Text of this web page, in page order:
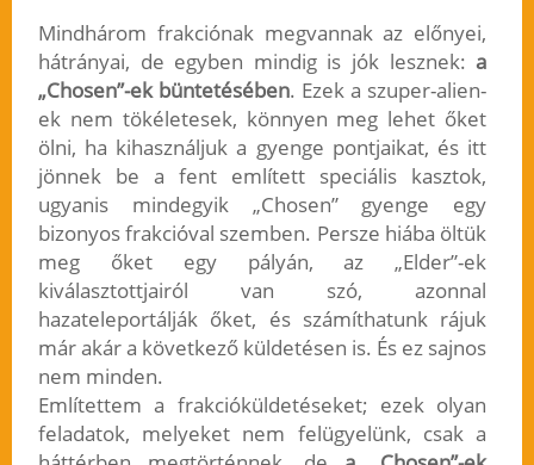
Mindhárom frakciónak megvannak az előnyei,
hátrányai, de egyben mindig is jók lesznek:a
„Chosen”-ek büntetésében. Ezek a szuper-alien-
ek nem tökéletesek, könnyen meg lehet őket
ölni, ha kihasználjuk a gyenge pontjaikat, és itt
jönnek be a fent említett speciális kasztok,
ugyanis mindegyik „Chosen” gyenge egy
bizonyos frakcióval szemben. Persze hiába öltük
meg őket egy pályán, az „Elder”-ek
kiválasztottjairól van szó, azonnal
hazateleportálják őket, és számíthatunk rájuk
már akár a következő küldetésen is. És ez sajnos
nem minden.
Említettem a frakcióküldetéseket; ezek olyan
feladatok, melyeket nem felügyelünk, csak a